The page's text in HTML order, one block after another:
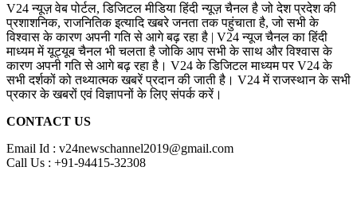
V24 न्यूज़ वेब पोर्टल, डिजिटल मीडिया हिंदी न्यूज़ चैनल है जो देश प्रदेश की
प्रशाशनिक, राजनितिक इत्यादि खबरे जनता तक पहुंचाता है, जो सभी के
विश्वास के कारण अपनी गति से आगे बढ़ रहा है | V24 न्यूज चैनल का हिंदी
माध्यम में यूट्यूब चैनल भी चलता है जोकि आप सभी के साथ और विश्वास के
कारण अपनी गति से आगे बढ़ रहा है। V24 के डिजिटल माध्यम पर V24 के
सभी दर्शकों को तथ्यात्मक खबरें प्रदान की जाती है। V24 में राजस्थान के सभी
प्रकार के खबरों एवं विज्ञापनों के लिए संपर्क करें।
CONTACT US
Email Id : v24newschannel2019@gmail.com
Call Us : +91-94415-32308